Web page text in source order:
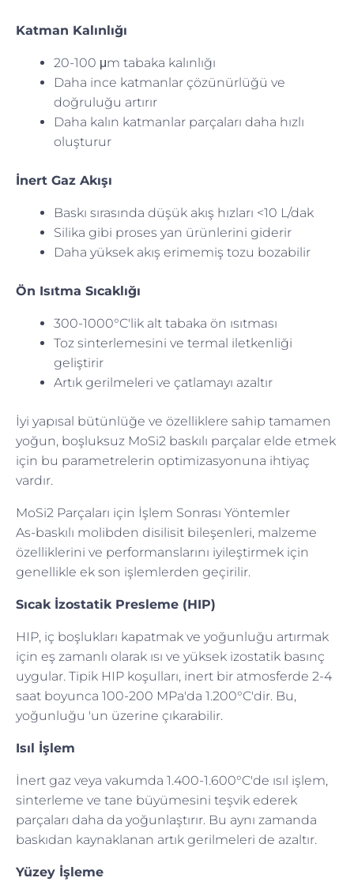
Katman Kalınlığı
20-100 μm tabaka kalınlığı
Daha ince katmanlar çözünürlüğü ve
doğruluğu artırır
Daha kalın katmanlar parçaları daha hızlı
oluşturur
İnert Gaz Akışı
Baskı sırasında düşük akış hızları <10 L/dak
Silika gibi proses yan ürünlerini giderir
Daha yüksek akış erimemiş tozu bozabilir
Ön Isıtma Sıcaklığı
300-1000°C'lik alt tabaka ön ısıtması
Toz sinterlemesini ve termal iletkenliği
geliştirir
Artık gerilmeleri ve çatlamayı azaltır
İyi yapısal bütünlüğe ve özelliklere sahip tamamen
yoğun, boşluksuz MoSi2 baskılı parçalar elde etmek
için bu parametrelerin optimizasyonuna ihtiyaç
vardır.
MoSi2 Parçaları için İşlem Sonrası Yöntemler
As-baskılı molibden disilisit bileşenleri, malzeme
özelliklerini ve performanslarını iyileştirmek için
genellikle ek son işlemlerden geçirilir.
Sıcak İzostatik Presleme (HIP)
HIP, iç boşlukları kapatmak ve yoğunluğu artırmak
için eş zamanlı olarak ısı ve yüksek izostatik basınç
uygular. Tipik HIP koşulları, inert bir atmosferde 2-4
saat boyunca 100-200 MPa'da 1.200°C'dir. Bu,
yoğunluğu 'un üzerine çıkarabilir.
Isıl İşlem
İnert gaz veya vakumda 1.400-1.600°C'de ısıl işlem,
sinterleme ve tane büyümesini teşvik ederek
parçaları daha da yoğunlaştırır. Bu aynı zamanda
baskıdan kaynaklanan artık gerilmeleri de azaltır.
Yüzey İşleme